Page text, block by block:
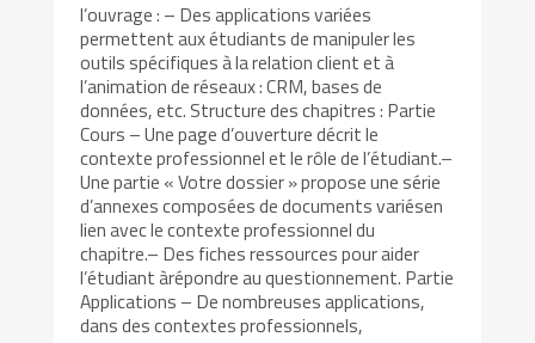
l’ouvrage : – Des applications variées
permettent aux étudiants de manipuler les
outils spécifiques à la relation client et à
l’animation de réseaux : CRM, bases de
données, etc. Structure des chapitres : Partie
Cours – Une page d’ouverture décrit le
contexte professionnel et le rôle de l’étudiant.–
Une partie « Votre dossier » propose une série
d’annexes composées de documents variésen
lien avec le contexte professionnel du
chapitre.– Des fiches ressources pour aider
l’étudiant àrépondre au questionnement. Partie
Applications – De nombreuses applications,
dans des contextes professionnels,